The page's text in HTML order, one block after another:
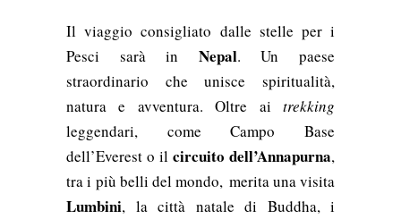
Il viaggio consigliato dalle stelle per i
Pesci sarà in Nepal. Un paese
straordinario che unisce spiritualità,
natura e avventura. Oltre ai trekking
leggendari, come Campo Base
dell’Everest o il circuito dell’Annapurna,
tra i più belli del mondo, merita una visita
Lumbini, la città natale di Buddha, i